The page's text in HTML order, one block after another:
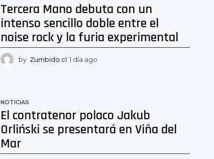
r
a
s
a
g
Tercera Mano debuta con un
intenso sencillo doble entre el
noise rock y la furia experimental
by Zumbido.cl 1 día ago
o
NOTICIAS
El contratenor polaco Jakub
Orliński se presentará en Viña del
Mar